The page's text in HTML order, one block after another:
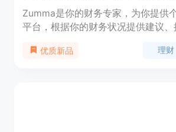
Zumma是你的财务专家，为你提供
平台，根据你的财务状况提供建议、
优质新品 理财